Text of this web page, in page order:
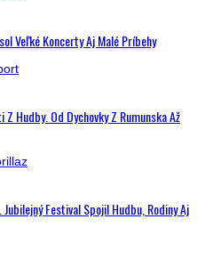
Veľké Koncerty Aj Malé Príbehy
Hudby. Od Dychovky Z Rumunska Až
Festival Spojil Hudbu, Rodiny Aj